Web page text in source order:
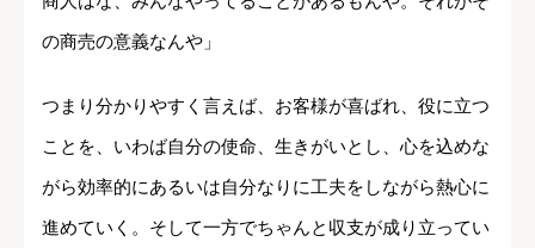
の商売の意義なんや」
つまり分かりやすく言えば、お客様が喜ばれ、役に立つ
ことを、いわば自分の使命、生きがいとし、心を込めな
がら効率的にあるいは自分なりに工夫をしながら熱心に
進めていく。そして一方でちゃんと収支が成り立ってい